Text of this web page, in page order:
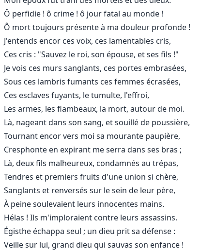
Ô perfidie ! ô crime ! ô jour fatal au monde !
Ô mort toujours présente à ma douleur profonde !
J'entends encor ces voix, ces lamentables cris,
Ces cris : "Sauvez le roi, son épouse, et ses fils !"
Je vois ces murs sanglants, ces portes embrasées,
Sous ces lambris fumants ces femmes écrasées,
Ces esclaves fuyants, le tumulte, l'effroi,
Les armes, les flambeaux, la mort, autour de moi.
Là, nageant dans son sang, et souillé de poussière,
Tournant encor vers moi sa mourante paupière,
Cresphonte en expirant me serra dans ses bras ;
Là, deux fils malheureux, condamnés au trépas,
Tendres et premiers fruits d'une union si chère,
Sanglants et renversés sur le sein de leur père,
À peine soulevaient leurs innocentes mains.
Hélas ! Ils m'imploraient contre leurs assassins.
Égisthe échappa seul ; un dieu prit sa défense :
Veille sur lui, grand dieu qui sauvas son enfance !